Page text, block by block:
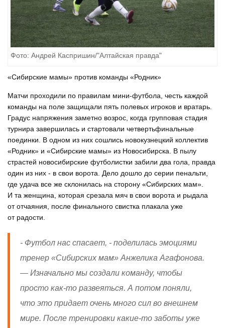
Фото: Андрей Каспришин/"Алтайская правда"
«Сибирские мамы» против команды «Родник»
Матчи проходили по правилам мини-футбола, честь каждой
команды на поле защищали пять полевых игроков и вратарь.
Градус напряжения заметно возрос, когда групповая стадия
турнира завершилась и стартовали четвертьфинальные
поединки. В одном из них сошлись новокузнецкий коллектив
«Родник» и «Сибирские мамы» из Новосибирска. В пылу
страстей новосибирские футболистки забили два гола, правда
один из них - в свои ворота. Дело дошло до серии пенальти,
где удача все же склонилась на сторону «Сибирских мам».
И та женщина, которая срезала мяч в свои ворота и рыдала
от отчаяния, после финального свистка плакала уже
от радости.
- Футбол нас спасает, - поделилась эмоциями
тренер «Сибирских мам» Анжелика Агафонова.
— Изначально мы создали команду, чтобы
просто как-то развеяться. А потом поняли,
что это придает очень много сил во внешнем
мире. После тренировки какие-то заботы уже